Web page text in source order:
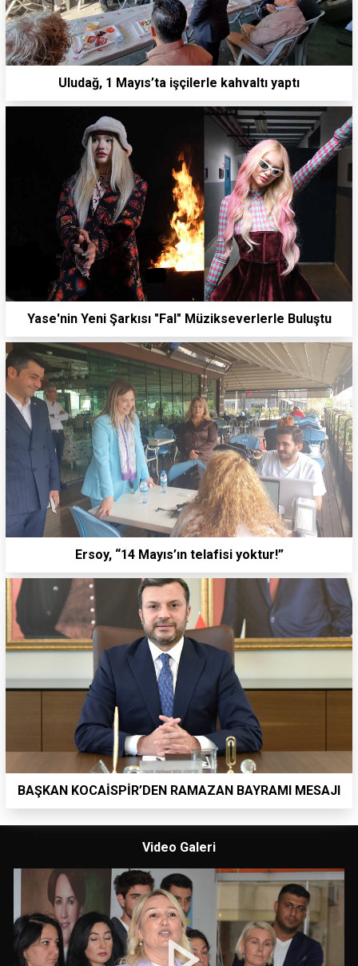
Uludağ, 1 Mayıs’ta işçilerle kahvaltı yaptı
Yase'nin Yeni Şarkısı "Fal" Müzikseverlerle Buluştu
Ersoy, “14 Mayıs’ın telafisi yoktur!”
BAŞKAN KOCAİSPİR’DEN RAMAZAN BAYRAMI MESAJI
Video Galeri